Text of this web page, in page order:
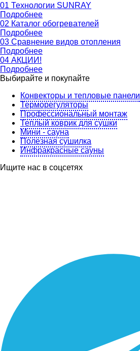
01 Технологии SUNRAY
Подробнее
02 Каталог обогревателей
Подробнее
03 Сравнение видов отопления
Подробнее
04 АКЦИИ!
Подробнее
Выбирайте и покупайте
Конвекторы и тепловые панели
Терморегуляторы
Профессиональный монтаж
Теплый коврик для сушки
Мини - сауна
Полезная сушилка
Инфракрасные сауны
Ищите нас в соцсетях